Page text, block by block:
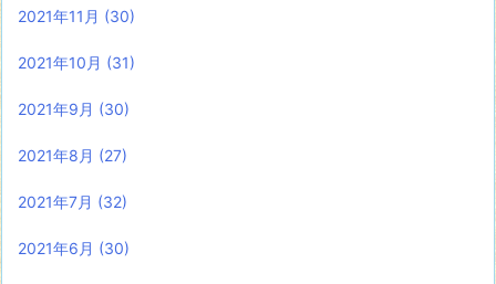
2021年11月 (30)
2021年10月 (31)
2021年9月 (30)
2021年8月 (27)
2021年7月 (32)
2021年6月 (30)